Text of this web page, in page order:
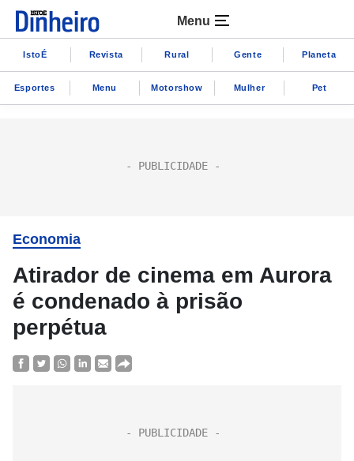
Menu
IstoÉ Revista Rural Gente Planeta
Esportes Menu Motorshow Mulher Pet
Economia
Atirador de cinema em Aurora
é condenado à prisão
perpétua